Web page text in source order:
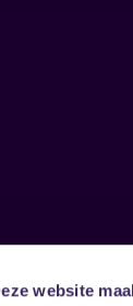
website